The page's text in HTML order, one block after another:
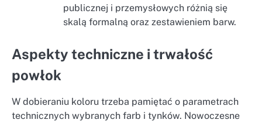
publicznej i przemysłowych różnią się
skalą formalną oraz zestawieniem barw.
Aspekty techniczne i trwałość
powłok
W dobieraniu koloru trzeba pamiętać o parametrach
technicznych wybranych farb i tynków. Nowoczesne